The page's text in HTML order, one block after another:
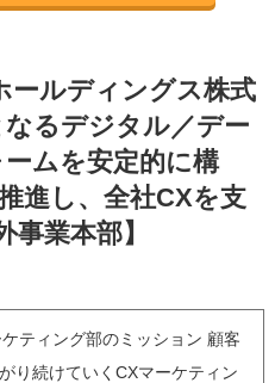
ールディングス株式
るデジタル／デー
ムを安定的に構
進し、全社CXを支
事業本部】
ティング部のミッション 顧客
り続けていくCXマーケティン